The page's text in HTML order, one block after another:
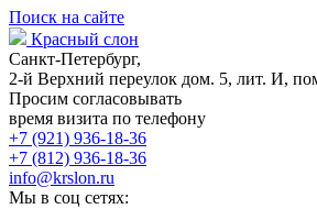
Поиск на сайте
Красный слон
Санкт-Петербург,
2-й Верхний переулок дом. 5, лит. И,
Просим согласовывать
время визита по телефону
+7 (921) 936-18-36
+7 (812) 936-18-36
info@krslon.ru
Мы в соц сетях: